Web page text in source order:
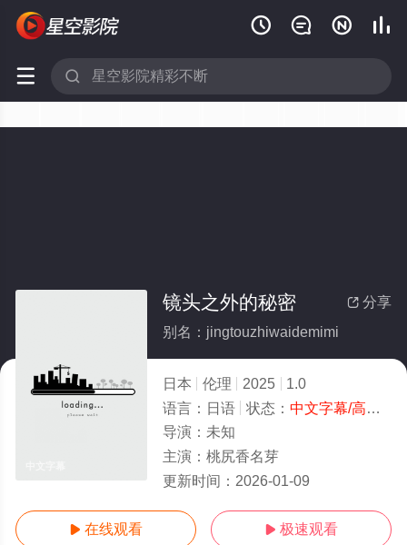
   
 
 分享
镜头之外的秘密
别名：jingtouzhiwaidemimi
日本 伦理 2025
1.0
语言： 日语 状态： 中文字幕/高清
导演： 未知
主演： 桃尻香名芽
更新时间： 2026-01-09
 在线观看  极速观看